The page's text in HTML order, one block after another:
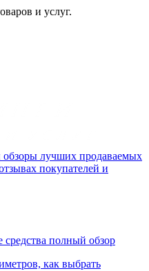
и услуг.
лучших продаваемых
покупателей и
полный обзор
как выбрать